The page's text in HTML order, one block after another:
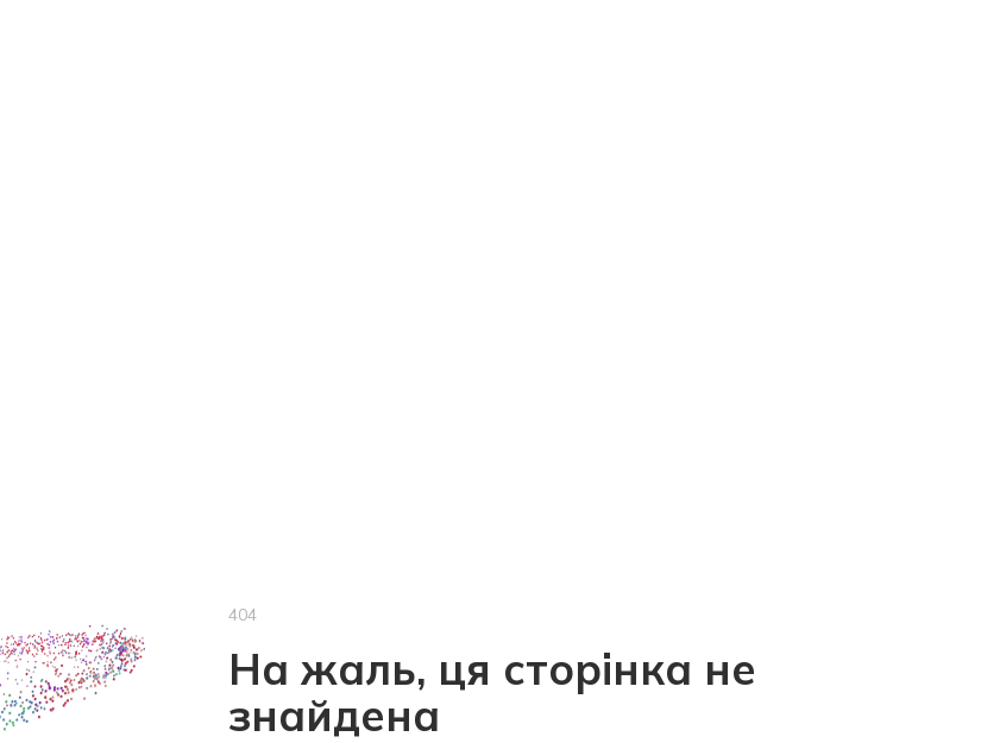
404
На жаль, ця сторінка не
знайдена